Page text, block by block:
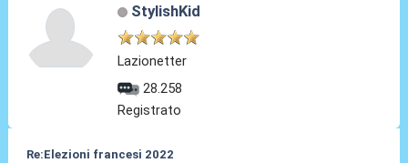
StylishKid
Lazionetter
28.258
Registrato
Re:Elezioni francesi 2022